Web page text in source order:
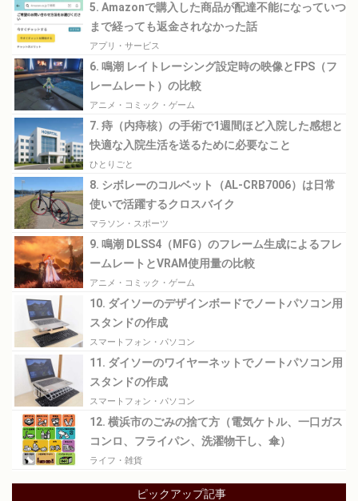
5. Amazonで購入した商品が配達不能になっていつ
まで経っても返金されなかった話
アプリ・サービス
6. 鳴潮 レイトレーシング設定時の映像とFPS（フ
レームレート）の比較
アニメ・コミック・ゲーム
7. 痔（内痔核）の手術で1週間ほど入院した感想と
快適な入院生活を送るために必要なこと
ひとりごと
8. シボレーのコルベット（AL-CRB7006）は日常
使いで活躍するクロスバイク
マラソン・スポーツ
9. 鳴潮 DLSS4（MFG）のフレーム生成によるフレ
ームレートとVRAM使用量の比較
アニメ・コミック・ゲーム
10. ダイソーのデザインボードでノートパソコン用
スタンドの作成
スマートフォン・パソコン
11. ダイソーのワイヤーネットでノートパソコン用
スタンドの作成
スマートフォン・パソコン
12. 横浜市のごみの捨て方（電気ケトル、一口ガス
コンロ、フライパン、洗濯物干し、傘）
ライフ・雑貨
ピックアップ記事